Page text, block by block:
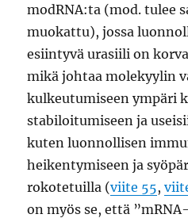
modRNA:ta (mod. tulee
muokattu), jossa
esiintyvä urasiili on
mikä johtaa molekyylin
kulkeutumiseen ympäri
stabiloitumiseen ja
kuten luonnollisen
heikentymiseen ja
rokotetuilla (viite 55,
on myös se, että